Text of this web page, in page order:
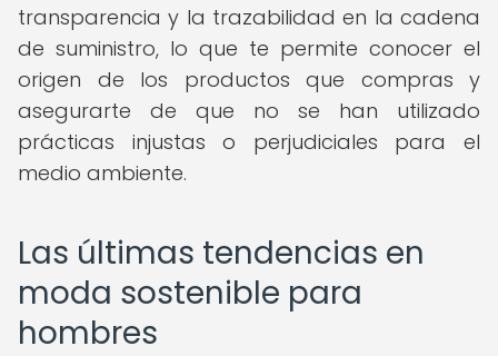
transparencia y la trazabilidad en la cadena
de suministro, lo que te permite conocer el
origen de los productos que compras y
asegurarte de que no se han utilizado
prácticas injustas o perjudiciales para el
medio ambiente.
Las últimas tendencias en
moda sostenible para
hombres